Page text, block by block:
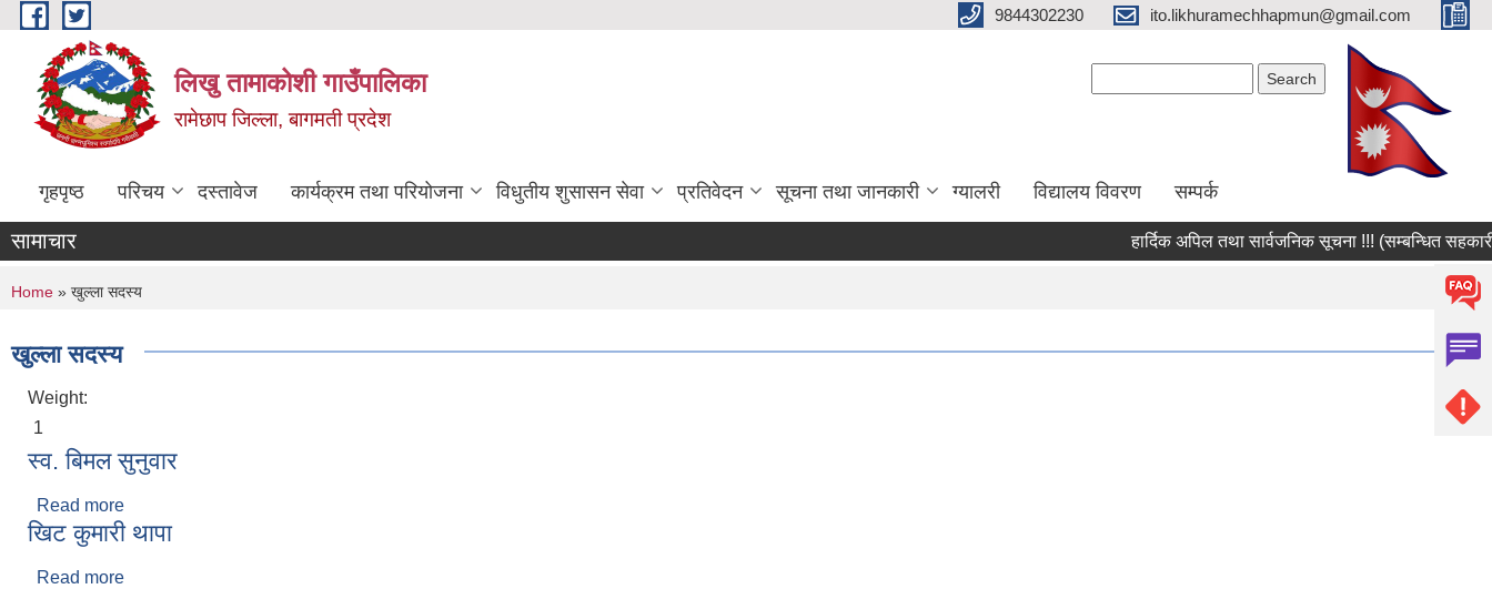
Skip to main content 9844302230 ito.likhuramechhapmun@gmail.com
लिखु तामाकोशी गाउँपालिका
रामेछाप जिल्ला, बागमती प्रदेश
गृहपृष्ठ परिचय दस्तावेज कार्यक्रम तथा परियोजना विधुतीय शुसासन सेवा प्रतिवेदन सूचना तथा जानकारी ग्यालरी विद्यालय विवरण सम्पर्क
सामाचार हार्दिक अपिल तथा सार्वजनिक सूचना !!! (सम्बन्धित सहकारी
You are here
Home » खुल्ला सदस्य
खुल्ला सदस्य
Weight:
1
स्व. बिमल सुनुवार
Read more
खिट कुमारी थापा
Read more